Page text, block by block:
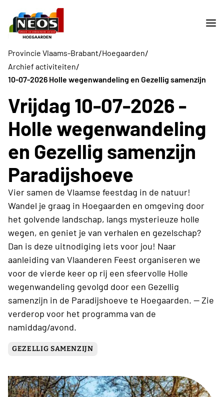
Provincie Vlaams-Brabant/Hoegaarden/
Archief activiteiten/
10-07-2026 Holle wegenwandeling en Gezellig samenzijn
Vrijdag 10-07-2026 -
Holle wegenwandeling
en Gezellig samenzijn
Paradijshoeve
Vier samen de Vlaamse feestdag in de natuur!
Wandel je graag in Hoegaarden en omgeving door
het golvende landschap, langs mysterieuze holle
wegen, en geniet je van verhalen en gezelschap?
Dan is deze uitnodiging iets voor jou! Naar
aanleiding van Vlaanderen Feest organiseren we
voor de vierde keer op rij een sfeervolle Holle
wegenwandeling gevolgd door een Gezellig
samenzijn in de Paradijshoeve te Hoegaarden. -- Zie
verderop voor het programma van de
namiddag/avond.
GEZELLIG SAMENZIJN